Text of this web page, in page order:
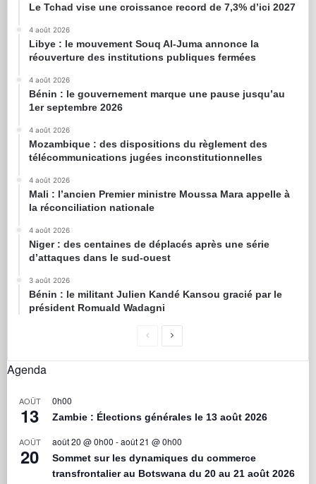
Le Tchad vise une croissance record de 7,3% d’ici 2027
4 août 2026
Libye : le mouvement Souq Al-Juma annonce la
réouverture des institutions publiques fermées
4 août 2026
Bénin : le gouvernement marque une pause jusqu’au
1er septembre 2026
4 août 2026
Mozambique : des dispositions du règlement des
télécommunications jugées inconstitutionnelles
4 août 2026
Mali : l’ancien Premier ministre Moussa Mara appelle à
la réconciliation nationale
4 août 2026
Niger : des centaines de déplacés après une série
d’attaques dans le sud-ouest
3 août 2026
Bénin : le militant Julien Kandé Kansou gracié par le
président Romuald Wadagni
Agenda
AOÛT
13
0h00
Zambie : Élections générales le 13 août 2026
AOÛT
20
août 20 @ 0h00 -août 21 @ 0h00
Sommet sur les dynamiques du commerce
transfrontalier au Botswana du 20 au 21 août 2026